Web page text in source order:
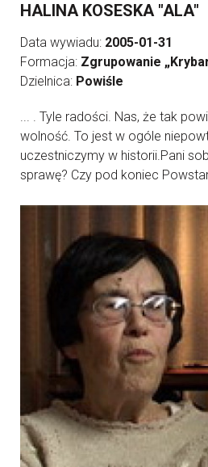
HALINA KOSESKA "ALA"
Data wywiadu: 2005-01-31
Formacja: Zgrupowanie
Dzielnica: Powiśle
... . Tyle radości. Nas, że tak
wolność. To jest w ogóle
uczestniczymy w historii.Pani
sprawę? Czy pod koniec